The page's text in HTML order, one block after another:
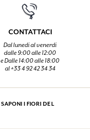
CONTATTACI
Dal lunedi al venerdi
dalle 9:00 alle 12:00
e Dalle 14:00 alle 18:00
al +33 4 92 42 34 34
SAPONI I FIORI DEL